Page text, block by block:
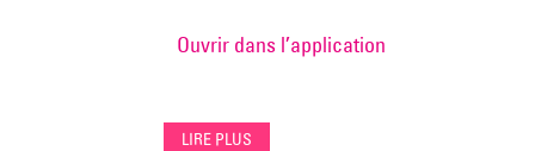
Ouvrir dans l’application
LIRE PLUS